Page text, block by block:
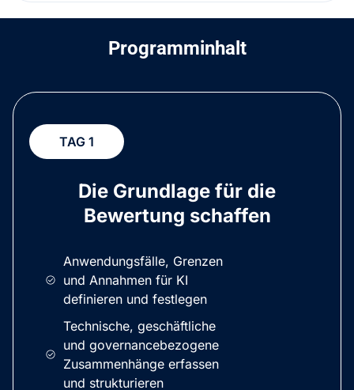
Programminhalt
TAG 1
Die Grundlage für die
Bewertung schaffen
Anwendungsfälle, Grenzen
und Annahmen für KI
definieren und festlegen
Technische, geschäftliche
und governancebezogene
Zusammenhänge erfassen
und strukturieren